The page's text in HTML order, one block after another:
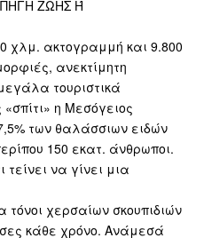
ΠΗΓΗ ΖΩΗΣ Ή
χλμ. ακτογραμμή και 9.800
ανεκτίμητη
τουριστικά
η Μεσόγειος
των θαλάσσιων ειδών
150 εκατ. άνθρωποι.
να γίνει μια
χερσαίων σκουπιδιών
κάθε χρόνο. Ανάμεσά